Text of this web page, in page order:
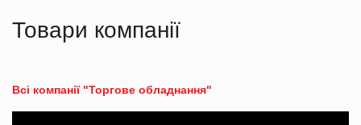
Товари компанії
Всі компанії "Торгове обладнання"